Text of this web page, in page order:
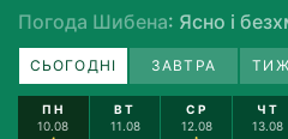
Погода Шибена: Ясно і
СЬОГОДНІ ЗАВТРА
ПН
10.08
ВТ
11.08
СР
12.08
ЧТ
13.08